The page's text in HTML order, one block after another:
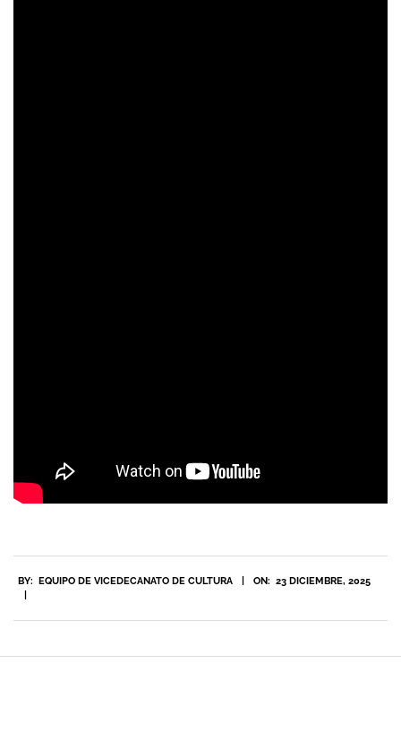
12-
BY: EQUIPO DE VICEDECANATO DE CULTURA ON: 23 DICIEMBRE, 2025